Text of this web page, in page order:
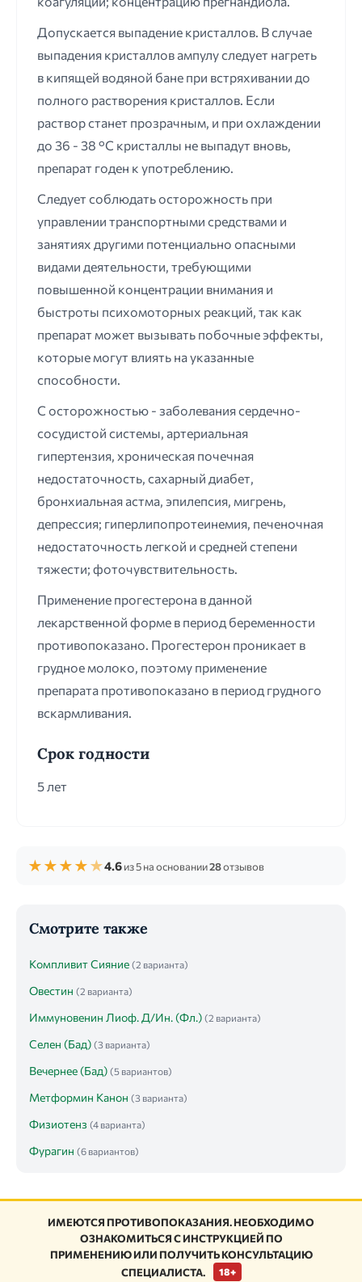
Допускается выпадение кристаллов. В случае
выпадения кристаллов ампулу следует нагреть
в кипящей водяной бане при встряхивании до
полного растворения кристаллов. Если
раствор станет прозрачным, и при охлаждении
до 36 - 38 °С кристаллы не выпадут вновь,
препарат годен к употреблению.
Следует соблюдать осторожность при
управлении транспортными средствами и
занятиях другими потенциально опасными
видами деятельности, требующими
повышенной концентрации внимания и
быстроты психомоторных реакций, так как
препарат может вызывать побочные эффекты,
которые могут влиять на указанные
способности.
С осторожностью - заболевания сердечно-
сосудистой системы, артериальная
гипертензия, хроническая почечная
недостаточность, сахарный диабет,
бронхиальная астма, эпилепсия, мигрень,
депрессия; гиперлипопротеинемия, печеночная
недостаточность легкой и средней степени
тяжести; фоточувствительность.
Применение прогестерона в данной
лекарственной форме в период беременности
противопоказано. Прогестерон проникает в
грудное молоко, поэтому применение
препарата противопоказано в период грудного
вскармливания.
Срок годности
5 лет
★★★★★4.6из 5 на основании28отзывов
Смотрите также
Компливит Сияние (2 варианта)
Овестин (2 варианта)
Иммуновенин Лиоф. Д/Ин. (Фл.) (2 варианта)
Селен (Бад) (3 варианта)
Вечернее (Бад) (5 вариантов)
Метформин Канон (3 варианта)
Физиотенз (4 варианта)
Фурагин (6 вариантов)
ИМЕЮТСЯ ПРОТИВОПОКАЗАНИЯ. НЕОБХОДИМО
ОЗНАКОМИТЬСЯ С ИНСТРУКЦИЕЙ ПО
ПРИМЕНЕНИЮ ИЛИ ПОЛУЧИТЬ КОНСУЛЬТАЦИЮ
СПЕЦИАЛИСТА.
18+